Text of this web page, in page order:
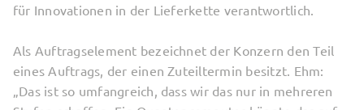
für Innovationen in der Lieferkette verantwortlich.
Als Auftragselement bezeichnet der Konzern den Teil
eines Auftrags, der einen Zuteiltermin besitzt. Ehm:
„Das ist so umfangreich, dass wir das nur in mehreren